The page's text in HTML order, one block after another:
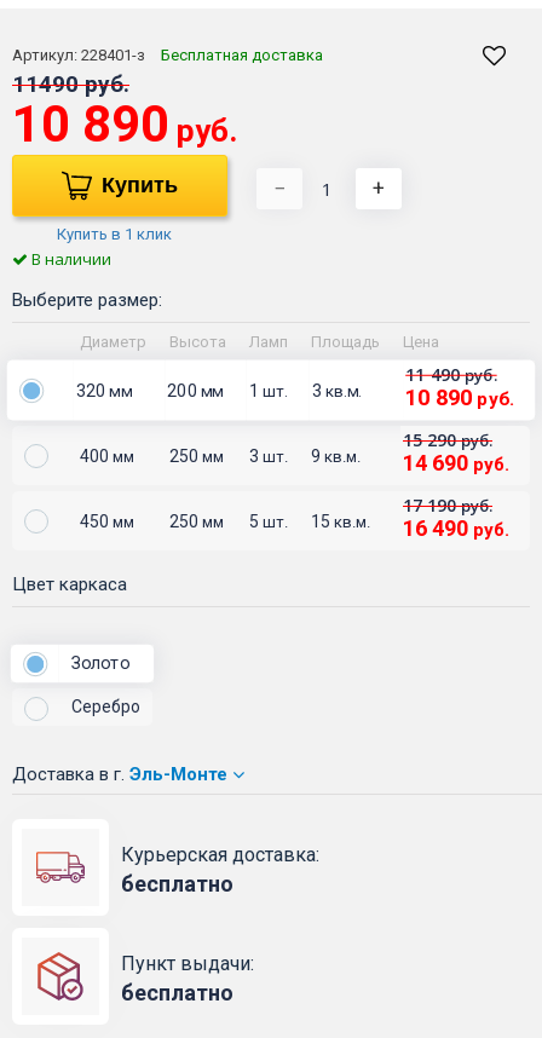
Артикул: 228401-з Бесплатная доставка
11490 руб.
10 890 руб.
Купить
Купить в 1 клик
− +
В наличии
Выберите размер:
Диаметр Высота Ламп Площадь Цена
320мм 200 мм 1 шт. 3 кв.м.
11 490руб.
10 890 руб.
400 мм 250 мм 3 шт. 9 кв.м.
15 290руб.
14 690 руб.
450 мм 250 мм 5 шт. 15 кв.м.
17 190руб.
16 490 руб.
Цвет каркаса
Золото
Серебро
Доставка в г. Эль-Монте
Курьерская доставка:
бесплатно
Пункт выдачи:
бесплатно